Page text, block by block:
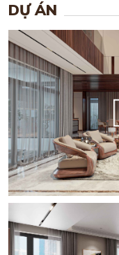
DỰ ÁN